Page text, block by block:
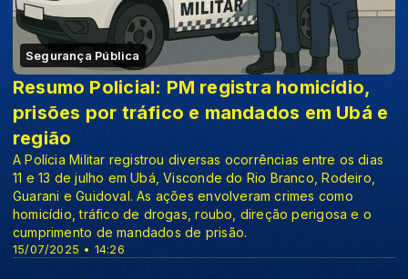
Segurança Pública
15/07/2025 • 14:26
Resumo Policial: PM registra homicídio,
prisões por tráfico e mandados em Ubá e
região
A Polícia Militar registrou diversas ocorrências entre os dias
11 e 13 de julho em Ubá, Visconde do Rio Branco, Rodeiro,
Guarani e Guidoval. As ações envolveram crimes como
homicídio, tráfico de drogas, roubo, direção perigosa e o
cumprimento de mandados de prisão.